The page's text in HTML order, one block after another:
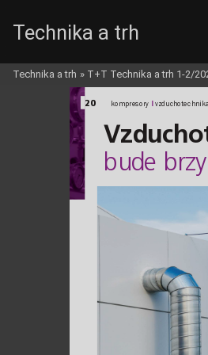
kompresory vzduchotechnika
20
bude
Technika a trh
Technika a trh » T+T Technika a trh 1-2/